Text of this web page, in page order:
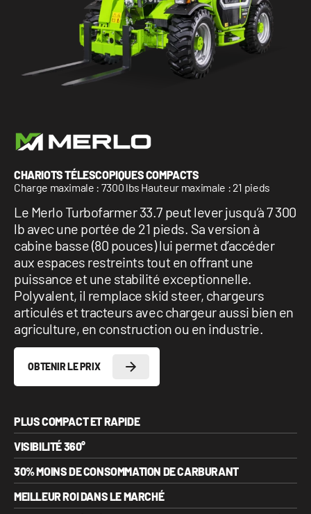
1 877-641-8355
CONTACTEZ-NOUS
CHARIOTS TÉLESCOPIQUES COMPACTS
Charge maximale : 7300 lbs Hauteur maximale : 21 pieds
Le Merlo Turbofarmer 33.7 peut lever jusqu’à 7 300
lb avec une portée de 21 pieds. Sa version à
cabine basse (80 pouces) lui permet d’accéder
aux espaces restreints tout en offrant une
puissance et une stabilité exceptionnelle.
Polyvalent, il remplace skid steer, chargeurs
articulés et tracteurs avec chargeur aussi bien en
agriculture, en construction ou en industrie.
OBTENIR LE PRIX
PLUS COMPACT ET RAPIDE
VISIBILITÉ 360°
30% MOINS DE CONSOMMATION DE CARBURANT
MEILLEUR ROI DANS LE MARCHÉ